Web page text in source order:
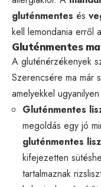
gluténmentes és
kell lemondania erről
Gluténmentes
A gluténérzékenyek
Szerencsére ma már
amelyekkel
Gluténmentes
megoldás egy jó
gluténmentes
kifejezetten
tartalmaznak